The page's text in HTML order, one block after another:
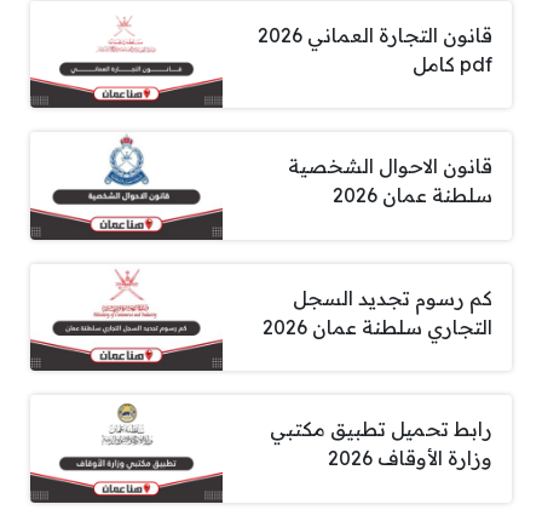
قانون التجارة العماني 2026
pdf كامل
قانون الاحوال الشخصية
سلطنة عمان 2026
كم رسوم تجديد السجل
التجاري سلطنة عمان 2026
رابط تحميل تطبيق مكتبي
وزارة الأوقاف 2026